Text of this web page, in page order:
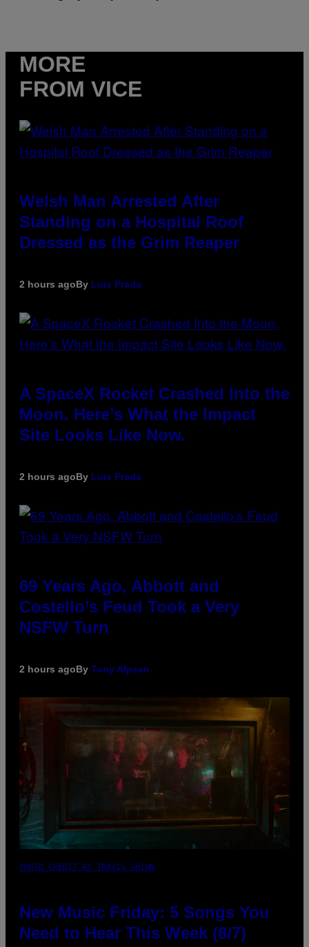
MORE
FROM VICE
Welsh Man Arrested After
Standing on a Hospital Roof
Dressed as the Grim Reaper
2 hours agoBy Luis Prada
A SpaceX Rocket Crashed Into the
Moon. Here’s What the Impact
Site Looks Like Now.
2 hours agoBy Luis Prada
69 Years Ago, Abbott and
Costello’s Feud Took a Very
NSFW Turn
2 hours agoBy Tony Alpsen
PHOTO CREDIT BY TRAVIS SHINN
New Music Friday: 5 Songs You
Need to Hear This Week (8/7)